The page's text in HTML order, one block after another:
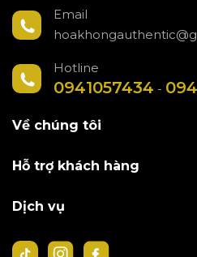
Email
Hotline
0941057434 -
Về chúng tôi
Hỗ trợ khách hàng
Dịch vụ